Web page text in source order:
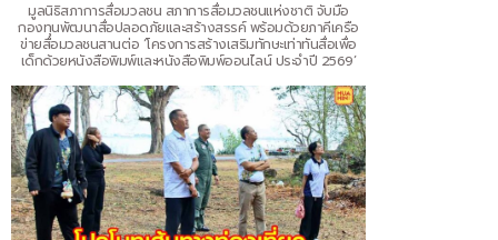
มูลนิธิสภาการสื่อมวลชน สภาการสื่อมวลชนแห่งชาติ จับมือ
กองทุนพัฒนาสื่อปลอดภัยและสร้างสรรค์ พร้อมด้วยภาคีเครือ
ข่ายสื่อมวลชนสานต่อ ‘โครงการสร้างเสริมทักษะเท่าทันสื่อเพื่อ
เด็กด้วยหนังสือพิมพ์และหนังสือพิมพ์ออนไลน์ ประจำปี 2569’